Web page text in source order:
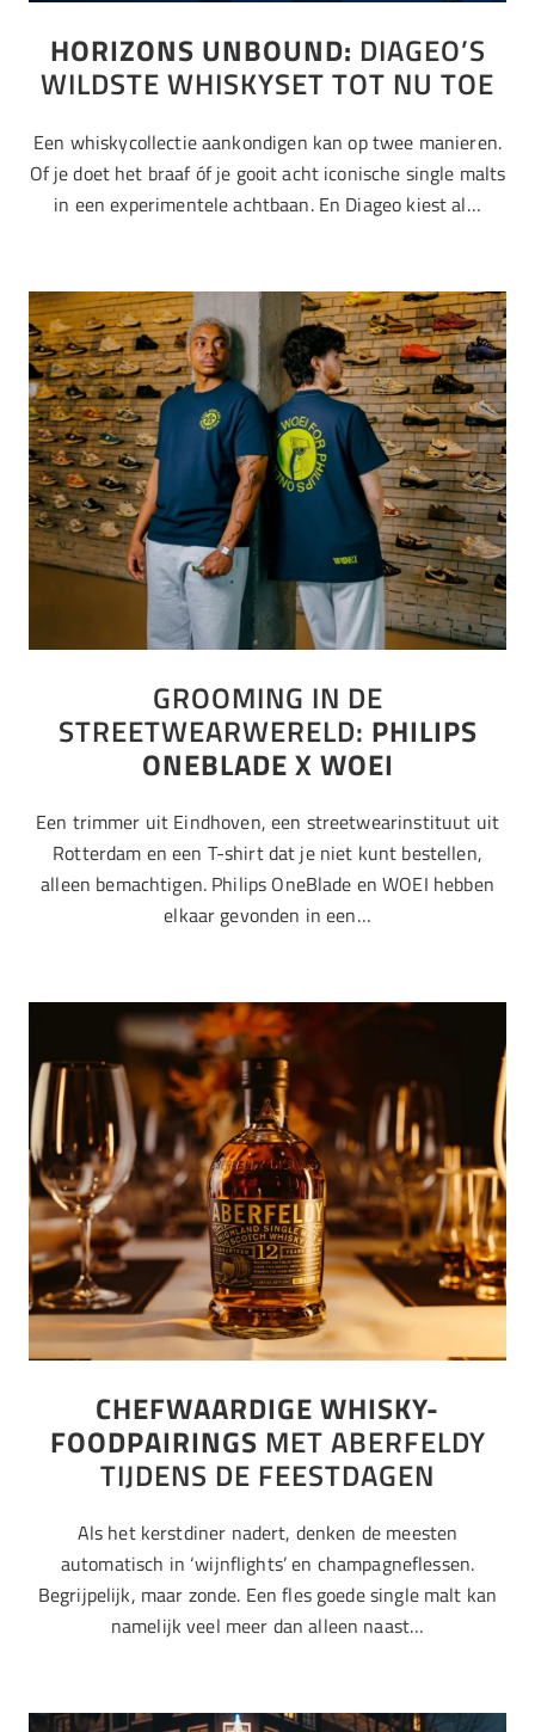
HORIZONS UNBOUND: DIAGEO’S
WILDSTE WHISKYSET TOT NU TOE
Een whiskycollectie aankondigen kan op twee manieren.
Of je doet het braaf óf je gooit acht iconische single malts
in een experimentele achtbaan. En Diageo kiest al…
GROOMING IN DE
STREETWEARWERELD: PHILIPS
ONEBLADE X WOEI
Een trimmer uit Eindhoven, een streetwearinstituut uit
Rotterdam en een T-shirt dat je niet kunt bestellen,
alleen bemachtigen. Philips OneBlade en WOEI hebben
elkaar gevonden in een…
CHEFWAARDIGE WHISKY-
FOODPAIRINGS MET ABERFELDY
TIJDENS DE FEESTDAGEN
Als het kerstdiner nadert, denken de meesten
automatisch in ‘wijnflights’ en champagneflessen.
Begrijpelijk, maar zonde. Een fles goede single malt kan
namelijk veel meer dan alleen naast…